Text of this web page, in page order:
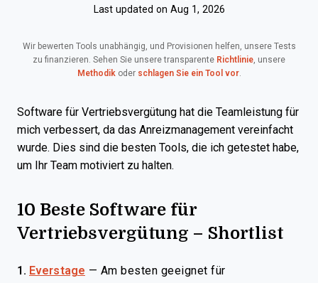
Last updated on Aug 1, 2026
Wir bewerten Tools unabhängig, und Provisionen helfen, unsere Tests
zu finanzieren. Sehen Sie unsere transparente Richtlinie, unsere
Methodikoder schlagen Sie ein Tool vor.
Software für Vertriebsvergütung hat die Teamleistung für
mich verbessert, da das Anreizmanagement vereinfacht
wurde. Dies sind die besten Tools, die ich getestet habe,
um Ihr Team motiviert zu halten.
10 Beste Software für
Vertriebsvergütung – Shortlist
1. Everstage — Am besten geeignet für